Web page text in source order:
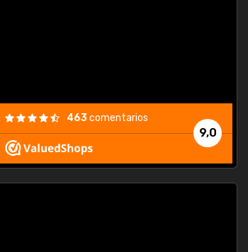
9,0
463comentarios